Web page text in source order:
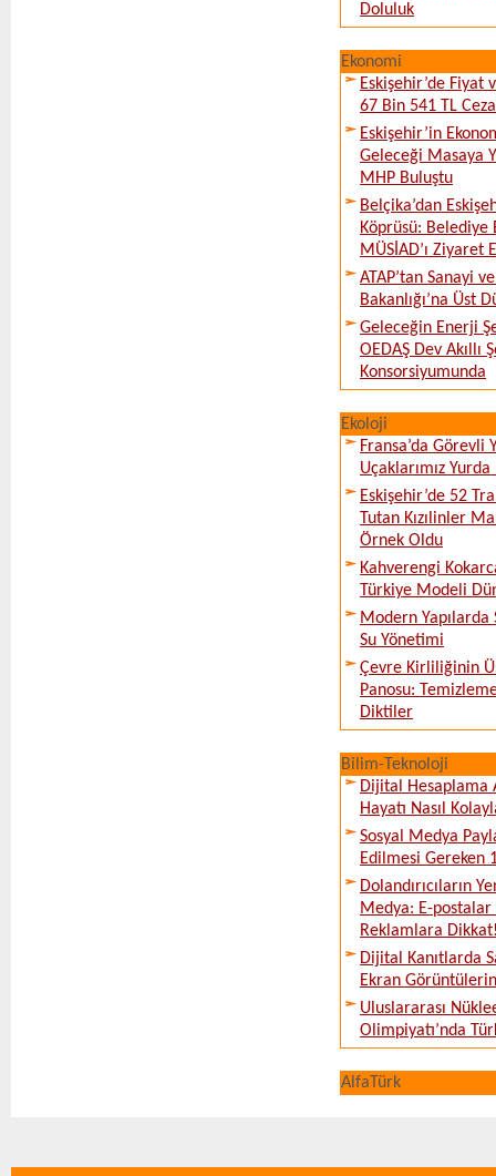
Doluluk
Ekonomi
Eskişehir’de Fiyat
67 Bin 541 TL
Eskişehir’in
Geleceği Masaya
MHP Buluştu
Belçika’dan
Köprüsü: Belediye
MÜSİAD’ı Ziyaret
ATAP’tan Sanayi
Bakanlığı’na Üst
Geleceğin Enerji
OEDAŞ Dev Akıllı
Konsorsiyumunda
Ekoloji
Fransa’da Görevli
Uçaklarımız
Eskişehir’de 52
Tutan Kızılinler
Örnek Oldu
Kahverengi
Türkiye Modeli
Modern Yapılarda
Su Yönetimi
Çevre Kirliliğinin
Panosu:
Diktiler
Bilim-Teknoloji
Dijital Hesaplama
Hayatı Nasıl
Sosyal Medya
Edilmesi Gereken
Dolandırıcıların
Medya: E-postalar
Reklamlara
Dijital Kanıtlarda
Ekran
Uluslararası
Olimpiyatı’nda
AlfaTürk